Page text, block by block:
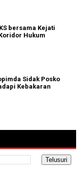
bersama Kejati
Hukum
Sidak Posko
Kebakaran